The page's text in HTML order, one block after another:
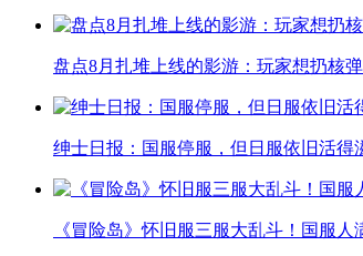
盘点8月扎堆上线的影游：玩家想扔核
绅士日报：国服停服，但日服依旧活得
《冒险岛》怀旧服三服大乱斗！国服